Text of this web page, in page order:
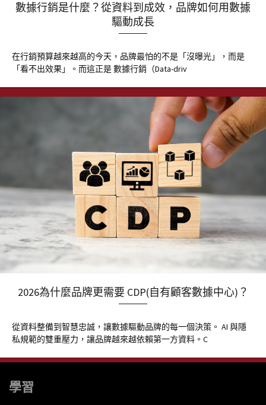
數據行銷是什麼？從資料到成效，品牌如何用數據
驅動成長
在行銷預算越來越高的今天，品牌最怕的不是「沒曝光」，而是
「看不出效果」。而這正是 數據行銷（Data-driv
2026為什麼品牌更需要 CDP(自有顧客數據中心)？
從資料整備到智慧忠誠，讓數據驅動品牌的每一個決策。 AI 與隱
私規範的雙重壓力，讓品牌越來越依賴第一方資料。C
學習